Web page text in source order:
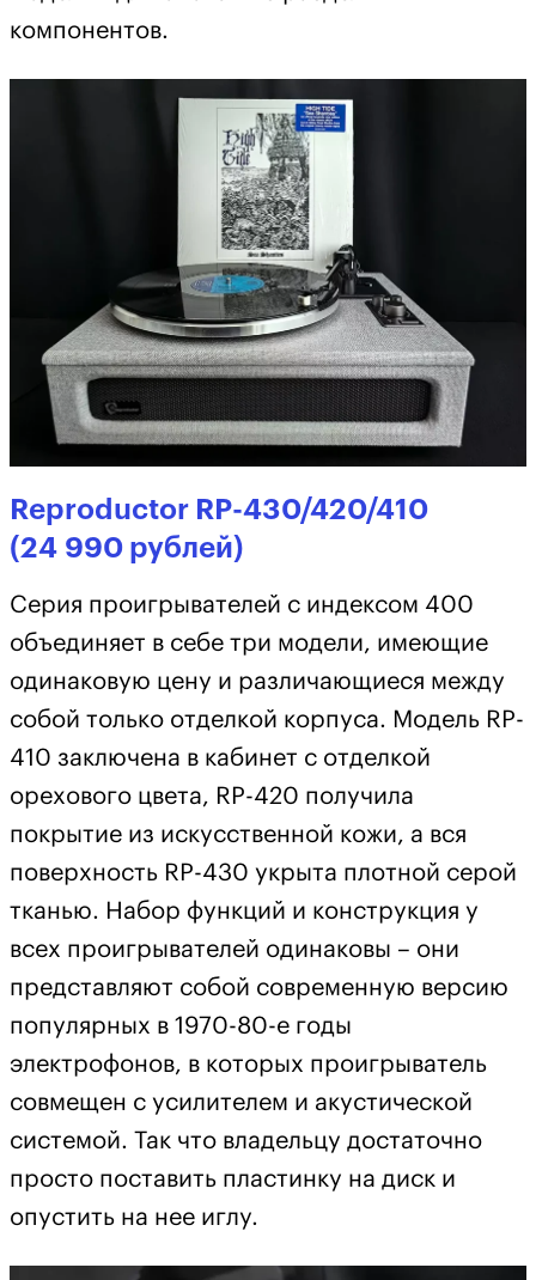
компонентов.
Reproductor RP-430/420/410
(24 990 рублей)
Серия проигрывателей с индексом 400
объединяет в себе три модели, имеющие
одинаковую цену и различающиеся между
собой только отделкой корпуса. Модель RP-
410 заключена в кабинет с отделкой
орехового цвета, RP-420 получила
покрытие из искусственной кожи, а вся
поверхность RP-430 укрыта плотной серой
тканью. Набор функций и конструкция у
всех проигрывателей одинаковы – они
представляют собой современную версию
популярных в 1970-80-е годы
электрофонов, в которых проигрыватель
совмещен с усилителем и акустической
системой. Так что владельцу достаточно
просто поставить пластинку на диск и
опустить на нее иглу.